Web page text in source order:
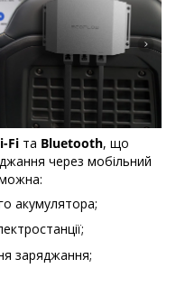
Fi та Bluetooth, що
через мобільний
акумулятора;
заряджання;